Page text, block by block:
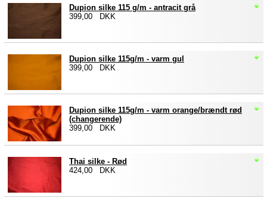
Dupion silke 115 g/m - antracit grå
399,00 DKK
Dupion silke 115g/m - varm gul
399,00 DKK
Dupion silke 115g/m - varm orange/brændt rød
(changerende)
399,00 DKK
Thai silke - Rød
424,00 DKK